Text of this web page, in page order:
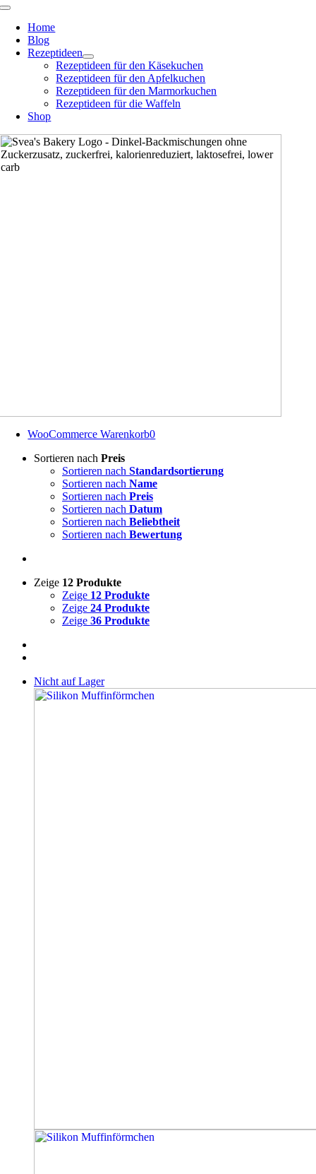
Zum
Inhalt
springen
Toggle
Navigation
Home
Blog
Rezeptideen
Rezeptideen für den Käsekuchen
Rezeptideen für den Apfelkuchen
Rezeptideen für den Marmorkuchen
Rezeptideen für die Waffeln
Shop
WooCommerce Warenkorb0
Sortieren nach Preis
Sortieren nach Standardsortierung
Sortieren nach Name
Sortieren nach Preis
Sortieren nach Datum
Sortieren nach Beliebtheit
Sortieren nach Bewertung
Zeige 12 Produkte
Zeige 12 Produkte
Zeige 24 Produkte
Zeige 36 Produkte
Nicht auf Lager